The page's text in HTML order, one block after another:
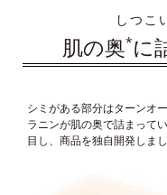
しつこ
肌の奥*に
シミがある部分はターンオ
ラニンが肌の奥で詰まって
目し、商品を独自開発しまし